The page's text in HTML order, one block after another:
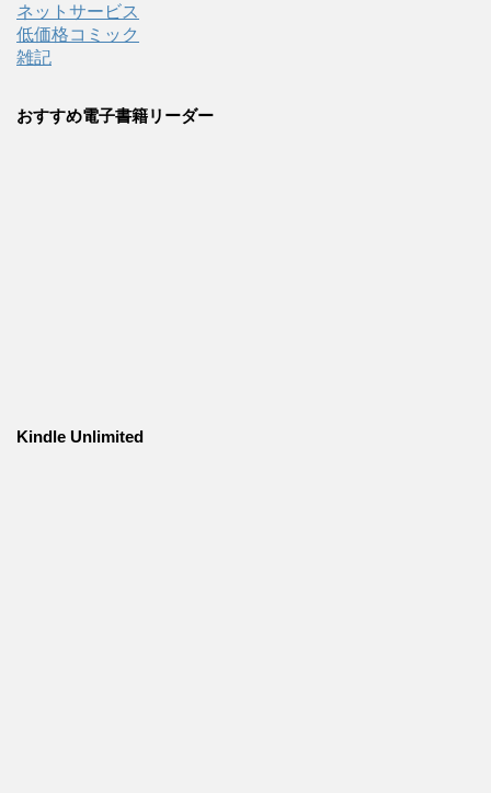
ネットサービス
低価格コミック
雑記
おすすめ電子書籍リーダー
Kindle Unlimited